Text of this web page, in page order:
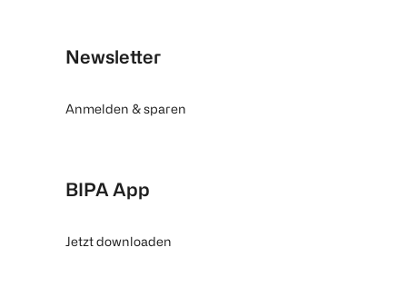
Newsletter
Anmelden & sparen
BIPA App
Jetzt downloaden